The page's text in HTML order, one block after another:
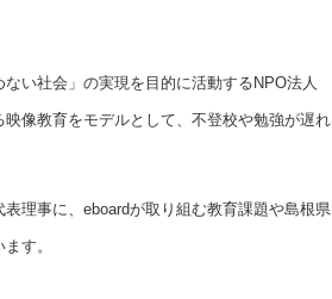
い社会」の実現を目的に活動するNPO法人
像教育をモデルとして、不登校や勉強が遅れ
理事に、eboardが取り組む教育課題や島根県
す。